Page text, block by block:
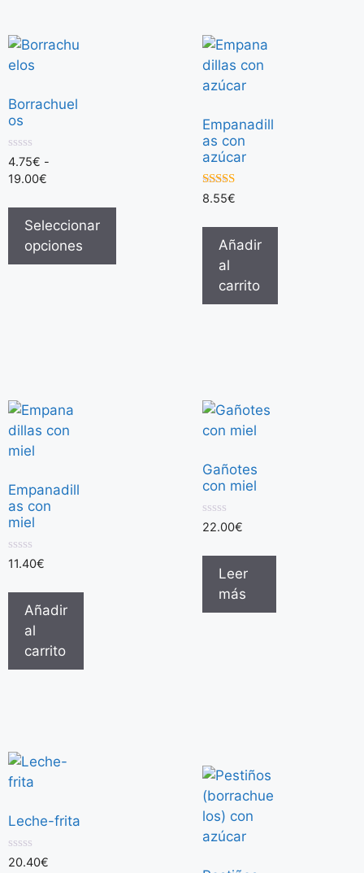
Borrachuel
os
0
e
4.75€ -
19.00€
Seleccionar
opciones
Empanadill
as con
azúcar
5.00
de 5
8.55€
Añadir
al
carrito
Empanadill
as con
miel
0
5
11.40€
Añadir
al
carrito
Gañotes
con miel
0
5
22.00€
Leer
más
Leche-frita
0
20.40€